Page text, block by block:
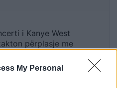
My Personal
i Kanye West
përplasje me
në Kazakistan